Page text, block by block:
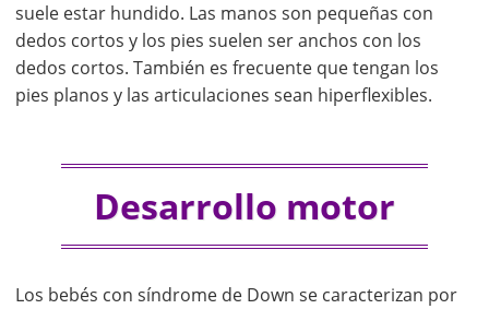
suele estar hundido. Las manos son pequeñas con
dedos cortos y los pies suelen ser anchos con los
dedos cortos. También es frecuente que tengan los
pies planos y las articulaciones sean hiperflexibles.
Desarrollo motor
Los bebés con síndrome de Down se caracterizan por